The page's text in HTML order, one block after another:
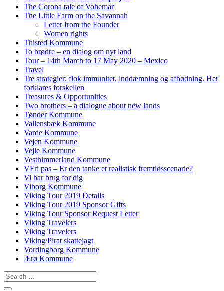
The Corona tale of Vohemar
The Little Farm on the Savannah
Letter from the Founder
Women rights
Thisted Kommune
To brødre – en dialog om nyt land
Tour – 14th March to 17 May 2020 – Mexico
Travel
Tre strategier: flok immunitet, inddæmning og afbødning. Her
forklares forskellen
Treasures & Opportunities
Two brothers – a dialogue about new lands
Tønder Kommune
Vallensbæk Kommune
Varde Kommune
Vejen Kommune
Vejle Kommune
Vesthimmerland Kommune
VFri pas – Er den tanke et realistisk fremtidsscenarie?
Vi har brug for dig
Viborg Kommune
Viking Tour 2019 Details
Viking Tour 2019 Sponsor Gifts
Viking Tour Sponsor Request Letter
Viking Travelers
Viking Travelers
Viking/Pirat skattejagt
Vordingborg Kommune
Ærø Kommune